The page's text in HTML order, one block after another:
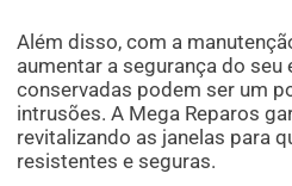
Além disso, com a
aumentar a segurança do seu
conservadas podem ser um
intrusões. A Mega Reparos
revitalizando as janelas para
resistentes e seguras.